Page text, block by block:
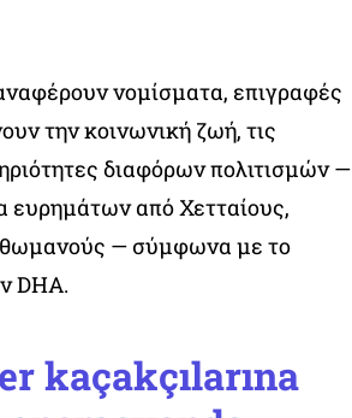
νομίσματα, επιγραφές
την κοινωνική ζωή, τις
διαφόρων πολιτισμών —
ευρημάτων από Χετταίους,
— σύμφωνα με το
DHA.
kaçakçılarına